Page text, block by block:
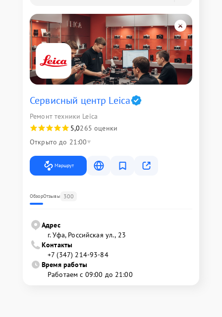
Сервисный центр Leica
Ремонт техники Leica
5,0265 оценки
Открыто до 21:00
Маршрут
ОбзорОтзывы 300
Адрес
г. Уфа, Российская ул., 23
Контакты
+7 (347) 214-93-84
Время работы
Работаем с 09:00 до 21:00